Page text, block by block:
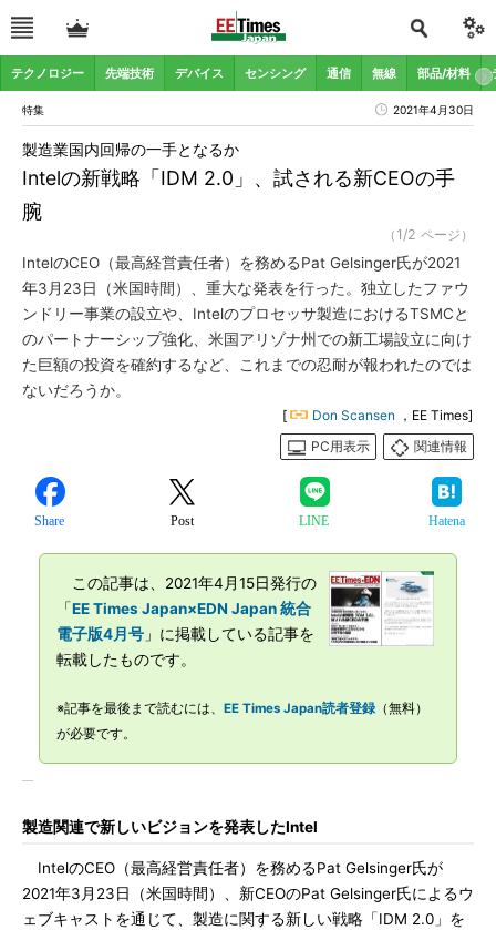
テクノロジー 先端技術 デバイス センシング 通信 無線 部品/材料
特集 2021年4月30日
Intelの新戦略「IDM 2.0」、試される新CEOの手
腕
製造業国内回帰の一手となるか
（1/2 ページ）
IntelのCEO（最高経営責任者）を務めるPat Gelsinger氏が2021
年3月23日（米国時間）、重大な発表を行った。独立したファウ
ンドリー事業の設立や、Intelのプロセッサ製造におけるTSMCと
のパートナーシップ強化、米国アリゾナ州での新工場設立に向け
た巨額の投資を確約するなど、これまでの忍耐が報われたのでは
ないだろうか。
[ Don Scansen ，EE Times]
PC用表示
関連情報
Share Post LINE Hatena
この記事は、2021年4月15日発行の
「EE Times Japan×EDN Japan 統合
電子版4月号 」に掲載している記事を
転載したものです。
※記事を最後まで読むには、 EE Times Japan読者登録 （無料）
が必要です。
製造関連で新しいビジョンを発表したIntel
IntelのCEO（最高経営責任者）を務めるPat Gelsinger氏が
2021年3月23日（米国時間）、新CEOのPat Gelsinger氏によるウ
ェブキャストを通じて、製造に関する新しい戦略「IDM 2.0」を